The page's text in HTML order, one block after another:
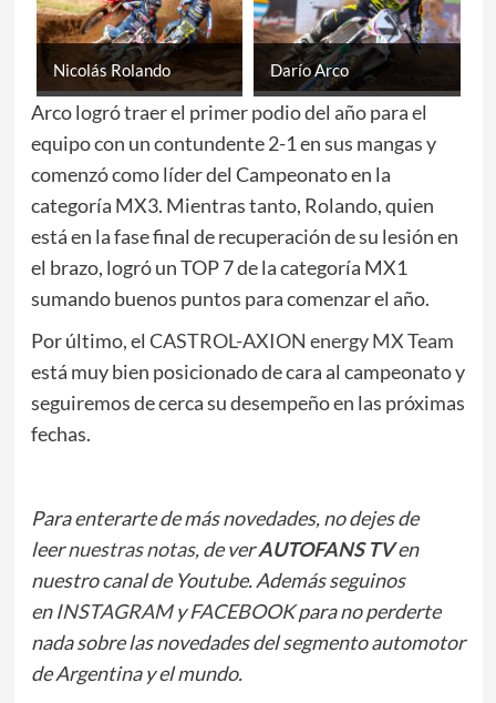
Nicolás Rolando Darío Arco
Arco logró traer el primer podio del año para el
equipo con un contundente 2-1 en sus mangas y
comenzó como líder del Campeonato en la
categoría MX3. Mientras tanto, Rolando, quien
está en la fase final de recuperación de su lesión en
el brazo, logró un TOP 7 de la categoría MX1
sumando buenos puntos para comenzar el año.
Por último, el CASTROL-AXION energy MX Team
está muy bien posicionado de cara al campeonato y
seguiremos de cerca su desempeño en las próximas
fechas.
Para enterarte de más novedades, no dejes de
leernuestras notas, de ver AUTOFANS TVen
nuestro canal de Youtube. Además seguinos
enINSTAGRAMyFACEBOOKpara no perderte
nada sobre las novedades del segmento automotor
de Argentina y el mundo.